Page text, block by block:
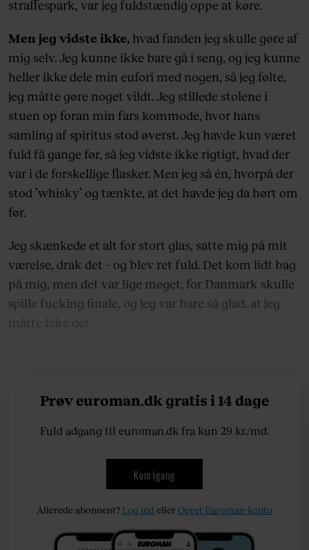
straffespark, var jeg fuldstændig oppe at køre.
Men jeg vidste ikke, hvad fanden jeg skulle gøre af
mig selv. Jeg kunne ikke bare gå i seng, og jeg kunne
heller ikke dele min eufori med nogen, så jeg følte,
jeg måtte gøre noget vildt. Jeg stillede stolene i
stuen op foran min fars kommode, hvor hans
samling af spiritus stod øverst. Jeg havde kun været
fuld få gange før, så jeg vidste ikke rigtigt, hvad der
var i de forskellige flasker. Men jeg så én, hvorpå der
stod ’whisky’ og tænkte, at det havde jeg da hørt om
før.
Jeg skænkede et alt for stort glas, satte mig på mit
værelse, drak det – og blev ret fuld. Det kom lidt bag
på mig, men det var lige meget, for Danmark skulle
spille fucking finale, og jeg var bare så glad, at jeg
måtte fejre det.
Prøv euroman.dk gratis i 14 dage
Fuld adgang til euroman.dk fra kun 29 kr./md.
Kom igang
Allerede abonnent? Log ind ellerOpret Euroman-konto